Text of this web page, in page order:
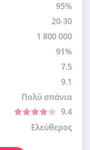
95%
20-30
1 800 000
91%
7.5
9.1
Πολύ σπάνια
9.4
Ελεύθερος